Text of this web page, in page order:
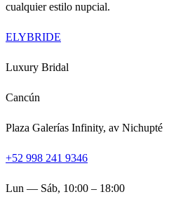
cualquier estilo nupcial.
ELYBRIDE
Luxury Bridal
Cancún
Plaza Galerías Infinity, av Nichupté
+52 998 241 9346
Lun — Sáb, 10:00 – 18:00